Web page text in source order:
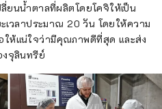
ยนน้ำตาลที่ผลิตโดยโคจิให้เป็น
เวลาประมาณ 20 วัน โดยให้ความ
ห้แน่ใจว่ามีคุณภาพดีที่สุด และส่ง
งจุลินทรีย์